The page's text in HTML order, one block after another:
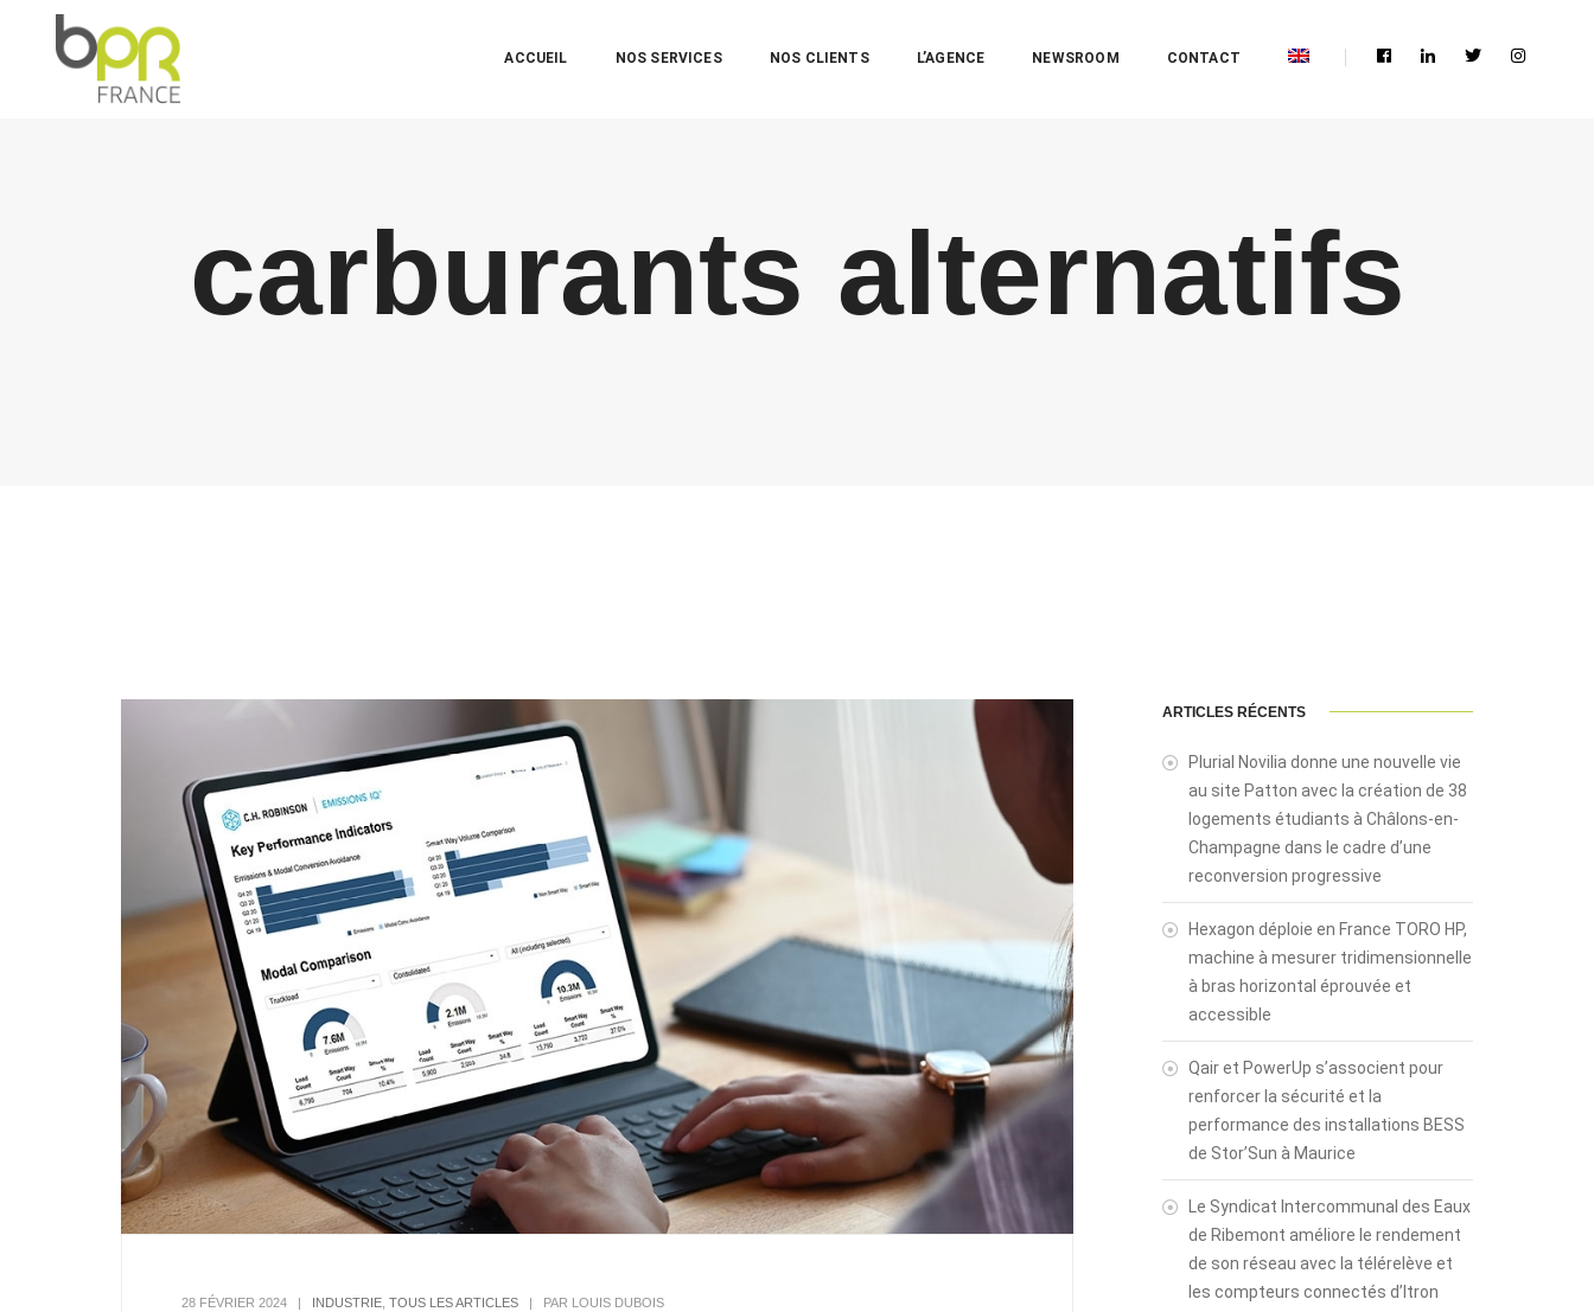
ACCUEIL NOS SERVICES NOS CLIENTS L’AGENCE NEWSROOM CONTACT
carburants alternatifs
28 FÉVRIER 2024 INDUSTRIE, TOUS LES ARTICLES PAR LOUIS DUBOIS
ARTICLES RÉCENTS
Plurial Novilia donne une nouvelle vie
au site Patton avec la création de 38
logements étudiants à Châlons-en-
Champagne dans le cadre d’une
reconversion progressive
Hexagon déploie en France TORO HP,
machine à mesurer tridimensionnelle
à bras horizontal éprouvée et
accessible
Qair et PowerUp s’associent pour
renforcer la sécurité et la
performance des installations BESS
de Stor’Sun à Maurice
Le Syndicat Intercommunal des Eaux
de Ribemont améliore le rendement
de son réseau avec la télérelève et
les compteurs connectés d’Itron